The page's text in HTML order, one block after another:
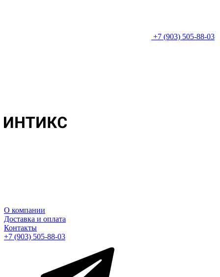
+7 (903) 505-88-03
О компании
Доставка и оплата
Контакты
+7 (903) 505-88-03